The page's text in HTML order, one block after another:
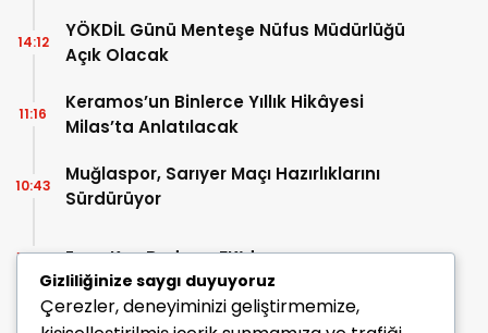
YÖKDİL Günü Menteşe Nüfus Müdürlüğü
Açık Olacak
14:12
Keramos’un Binlerce Yıllık Hikâyesi
Milas’ta Anlatılacak
11:16
Muğlaspor, Sarıyer Maçı Hazırlıklarını
Sürdürüyor
10:43
Enes Koç Bodrum FK’da
10:41
Gizliliğinize saygı duyuyoruz
Çerezler, deneyiminizi geliştirmemize,